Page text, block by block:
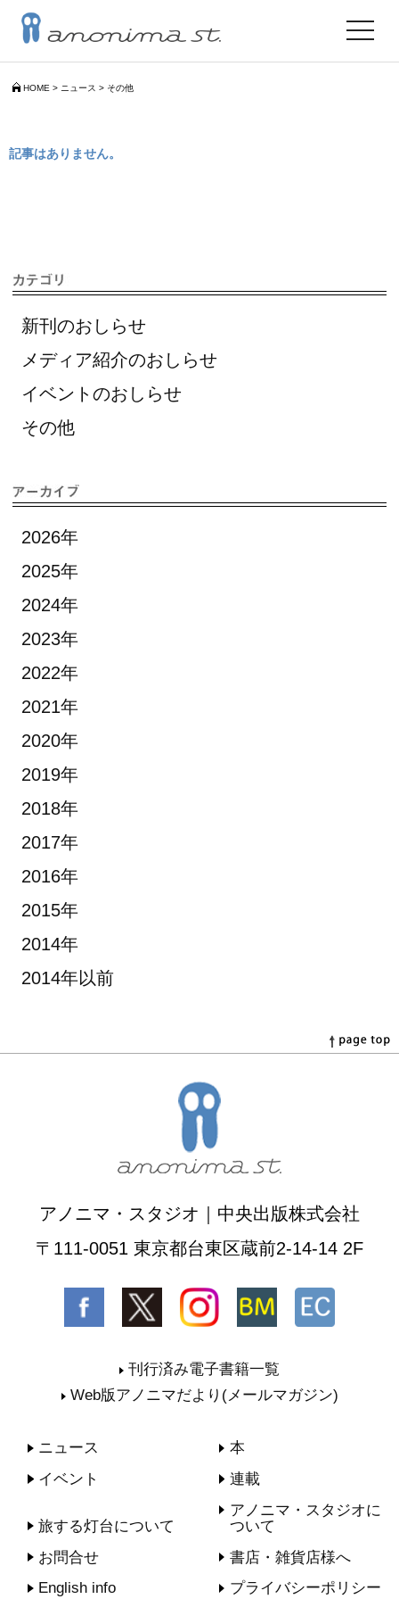
HOME > ニュース > その他
toggle
記事はありません。
新刊のおしらせ
メディア紹介のおしらせ
イベントのおしらせ
その他
2026年
2025年
2024年
2023年
2022年
2021年
2020年
2019年
2018年
2017年
2016年
2015年
2014年
2014年以前
アノニマ・スタジオ｜中央出版株式会社
〒111-0051 東京都台東区蔵前2-14-14 2F
刊行済み電子書籍一覧
Web版アノニマだより(メールマガジン)
ニュース
本
イベント
連載
旅する灯台について
アノニマ・スタジオに
ついて
お問合せ
書店・雑貨店様へ
English info
プライバシーポリシー